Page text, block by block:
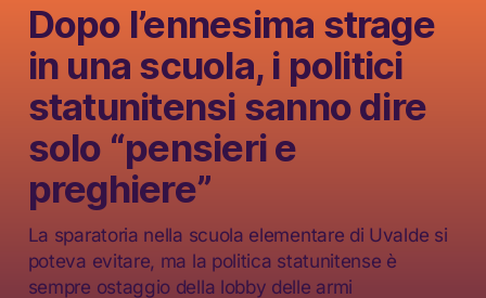
Dopo l’ennesima strage
in una scuola, i politici
statunitensi sanno dire
solo “pensieri e
preghiere”
La sparatoria nella scuola elementare di Uvalde si
poteva evitare, ma la politica statunitense è
sempre ostaggio della lobby delle armi